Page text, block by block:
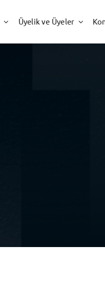
Üyelik ve Üyeler